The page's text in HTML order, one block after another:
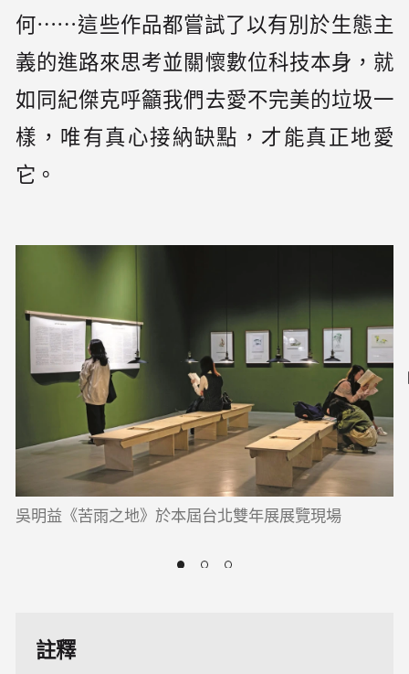
何⋯⋯這些作品都嘗試了以有別於生態主
義的進路來思考並關懷數位科技本身，就
如同紀傑克呼籲我們去愛不完美的垃圾一
樣，唯有真心接納缺點，才能真正地愛
它。
吳明益《苦雨之地》於本屆台北雙年展展覽現場
註釋